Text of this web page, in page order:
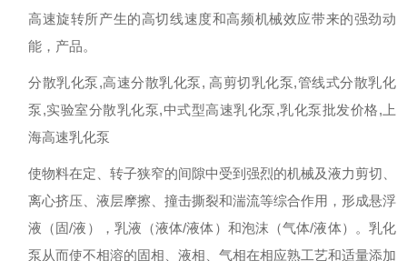
高速旋转所产生的高切线速度和高频机械效应带来的强劲动
能，产品。
分散乳化泵,高速分散乳化泵, 高剪切乳化泵,管线式分散乳化
泵,实验室分散乳化泵,中式型高速乳化泵,乳化泵批发价格,上
海高速乳化泵
使物料在定、转子狭窄的间隙中受到强烈的机械及液力剪切、
离心挤压、液层摩擦、撞击撕裂和湍流等综合作用，形成悬浮
液（固/液），乳液（液体/液体）和泡沫（气体/液体）。乳化
泵从而使不相溶的固相、液相、气相在相应熟工艺和适量添加